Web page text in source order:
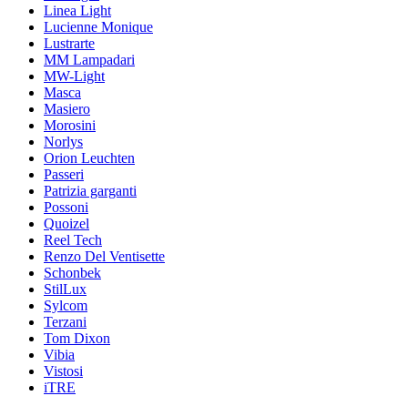
Linea Light
Lucienne Monique
Lustrarte
MM Lampadari
MW-Light
Masca
Masiero
Morosini
Norlys
Orion Leuchten
Passeri
Patrizia garganti
Possoni
Quoizel
Reel Tech
Renzo Del Ventisette
Schonbek
StilLux
Sylcom
Terzani
Tom Dixon
Vibia
Vistosi
iTRE